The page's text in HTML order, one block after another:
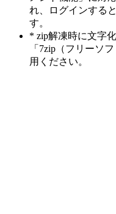
れ、ログインする
す。
* zip解凍時に文字
「7zip（フリーソ
用ください。